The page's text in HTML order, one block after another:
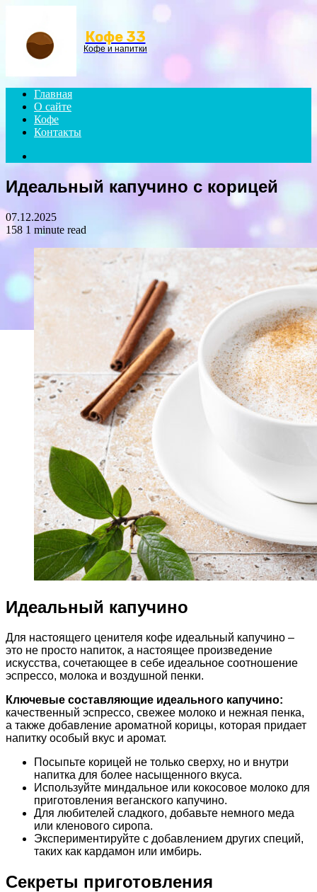
Кофе 33
Кофе и напитки
Главная
О сайте
Кофе
Контакты
Идеальный капучино с корицей
07.12.2025
158 1 minute read
Идеальный капучино
Для настоящего ценителя кофе идеальный капучино –
это не просто напиток, а настоящее произведение
искусства, сочетающее в себе идеальное соотношение
эспрессо, молока и воздушной пенки.
Ключевые составляющие идеального капучино:
качественный эспрессо, свежее молоко и нежная пенка,
а также добавление ароматной корицы, которая придает
напитку особый вкус и аромат.
Посыпьте корицей не только сверху, но и внутри
напитка для более насыщенного вкуса.
Используйте миндальное или кокосовое молоко для
приготовления веганского капучино.
Для любителей сладкого, добавьте немного меда
или кленового сиропа.
Экспериментируйте с добавлением других специй,
таких как кардамон или имбирь.
Секреты приготовления